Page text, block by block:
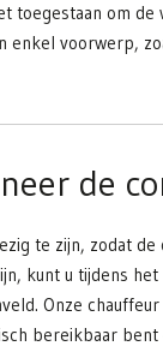
toegestaan om
voorwerp,
de
te zijn, zodat
kunt u tijdens
Onze
bereikbaar